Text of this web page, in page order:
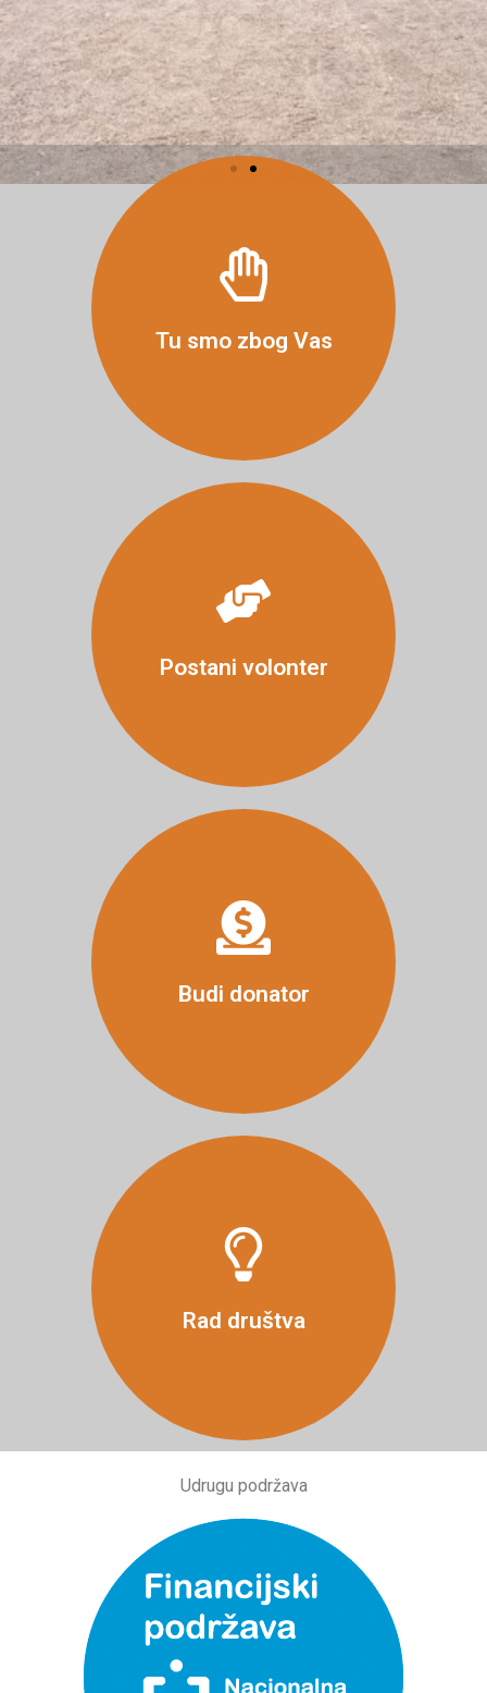
Tu smo zbog Vas
Više
Postani volonter
Budi donator
Više
Rad društva
Više
Udrugu podržava